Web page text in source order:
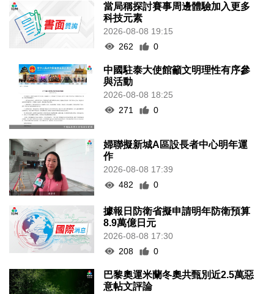
當局稱探討賽事周邊體驗加入更多
科技元素
2026-08-08 19:15
262
0
中國駐泰大使館籲文明理性有序參
與活動
2026-08-08 18:25
271
0
婦聯擬新城A區設長者中心明年運
作
2026-08-08 17:39
482
0
據報日防衛省擬申請明年防衛預算
8.9萬億日元
2026-08-08 17:30
208
0
巴黎奧運米蘭冬奧共甄別近2.5萬惡
意帖文評論